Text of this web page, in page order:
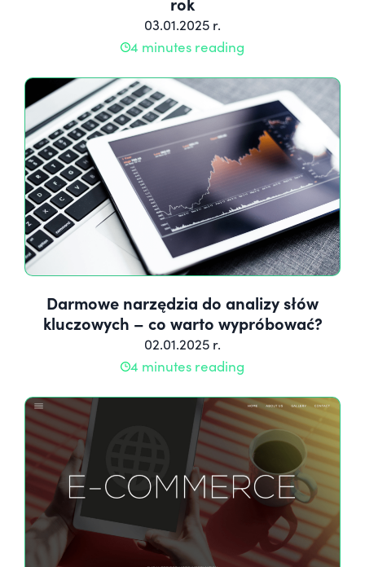
03.01.2025 r.
4 minutes reading
Darmowe narzędzia do analizy słów
kluczowych – co warto wypróbować?
02.01.2025 r.
4 minutes reading